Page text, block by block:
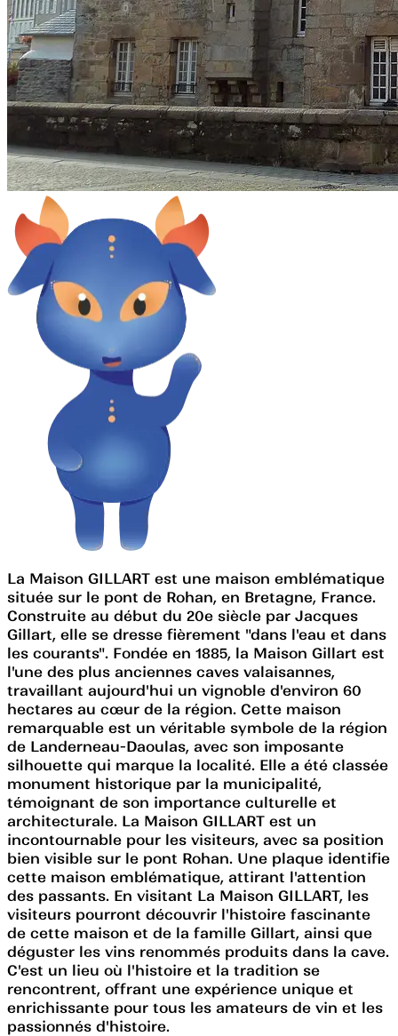
La Maison GILLART est une maison emblématique
située sur le pont de Rohan, en Bretagne, France.
Construite au début du 20e siècle par Jacques
Gillart, elle se dresse fièrement "dans l'eau et dans
les courants". Fondée en 1885, la Maison Gillart est
l'une des plus anciennes caves valaisannes,
travaillant aujourd'hui un vignoble d'environ 60
hectares au cœur de la région. Cette maison
remarquable est un véritable symbole de la région
de Landerneau-Daoulas, avec son imposante
silhouette qui marque la localité. Elle a été classée
monument historique par la municipalité,
témoignant de son importance culturelle et
architecturale. La Maison GILLART est un
incontournable pour les visiteurs, avec sa position
bien visible sur le pont Rohan. Une plaque identifie
cette maison emblématique, attirant l'attention
des passants. En visitant La Maison GILLART, les
visiteurs pourront découvrir l'histoire fascinante
de cette maison et de la famille Gillart, ainsi que
déguster les vins renommés produits dans la cave.
C'est un lieu où l'histoire et la tradition se
rencontrent, offrant une expérience unique et
enrichissante pour tous les amateurs de vin et les
passionnés d'histoire.